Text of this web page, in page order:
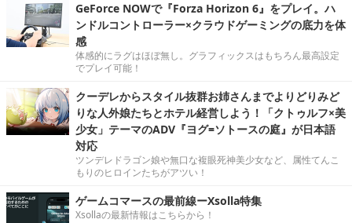
GeForce NOWで『Forza Horizon 6』をプレイ。ハ
ンドルコントローラー×クラウドゲーミングの底力を体
感
体感的にラグはほぼ無し。グラフィックスはもちろん最高設定
でプレイ可能！
クーデレからスタイル抜群お姉さんまでよりどりみど
りな人外娘たちとホテル経営しよう！「クトゥルフ×美
少女」テーマのADV『ヨグ=ソトースの庭』が日本語
対応
ツンデレドラゴン娘や無口な複眼死神美少女など、属性てんこ
もりのヒロインたちがアツい！
ゲームコマースの最前線ーXsolla特集
Xsollaの最新情報はこちらから！